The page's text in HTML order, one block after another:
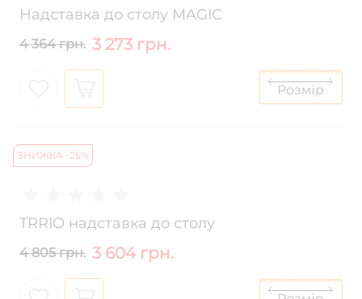
Надставка до столу MAGIC
4 364 грн. 3 273 грн.
ЗНИЖКА -25%
TRRIO надставка до столу
4 805 грн. 3 604 грн.